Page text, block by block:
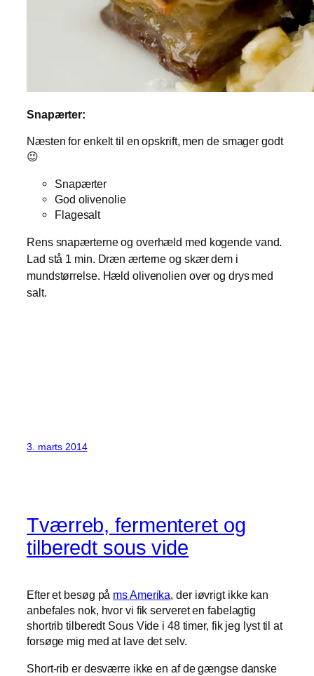
Snapærter:
Næsten for enkelt til en opskrift, men de smager godt
😉
Snapærter
God olivenolie
Flagesalt
Rens snapærterne og overhæld med kogende vand.
Lad stå 1 min. Dræn ærterne og skær dem i
mundstørrelse. Hæld olivenolien over og drys med
salt.
3. marts 2014
Tværreb, fermenteret og
tilberedt sous vide
Efter et besøg på ms Amerika, der iøvrigt ikke kan
anbefales nok, hvor vi fik serveret en fabelagtig
shortrib tilberedt Sous Vide i 48 timer, fik jeg lyst til at
forsøge mig med at lave det selv.
Short-rib er desværre ikke en af de gængse danske